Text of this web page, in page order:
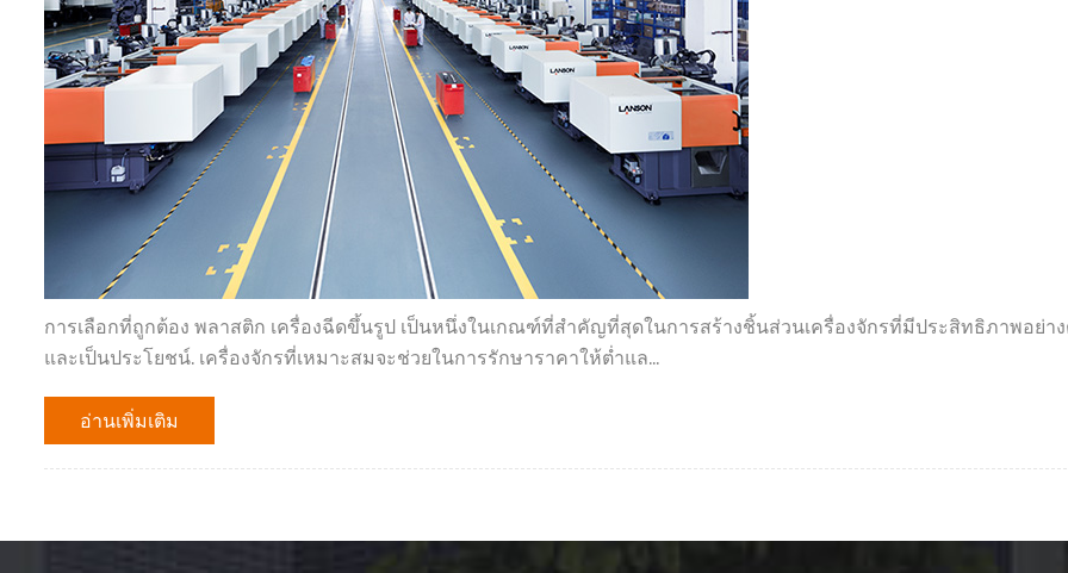
การเลือกที่ถูกต้อง พลาสติก เครื่องฉีดขึ้นรูป เป็นหนึ่งในเกณฑ์ที่สำคัญที่สุดในการสร้างชิ้นส่วนเครื่องจักรที่มีประสิทธิภาพอย่าง
และเป็นประโยชน์. เครื่องจักรที่เหมาะสมจะช่วยในการรักษาราคาให้ต่ำแล...
อ่านเพิ่มเติม